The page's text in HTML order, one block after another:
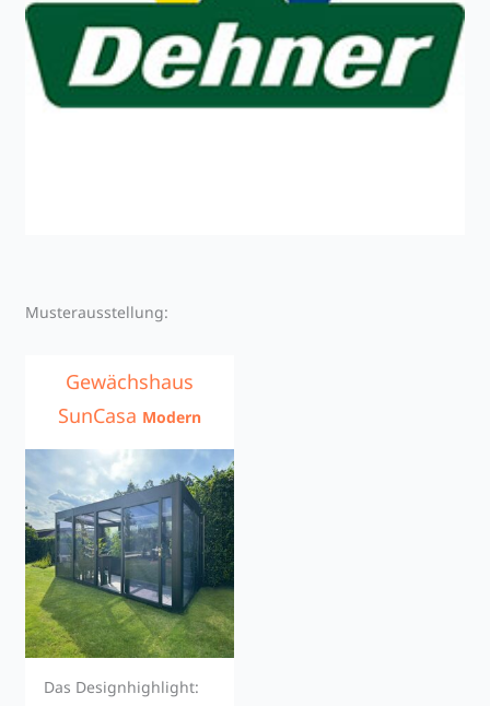
Musterausstellung:
Gewächshaus
SunCasa Modern
Das Designhighlight: